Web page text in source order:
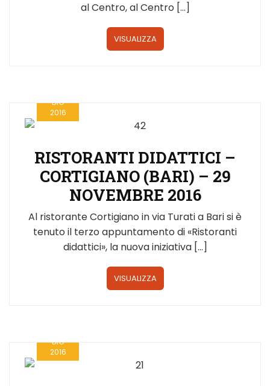
al Centro, al Centro […]
VISUALIZZA
DIC
2016
RISTORANTI DIDATTICI –
CORTIGIANO (BARI) – 29
NOVEMBRE 2016
Al ristorante Cortigiano in via Turati a Bari si è
tenuto il terzo appuntamento di «Ristoranti
didattici», la nuova iniziativa […]
VISUALIZZA
DIC
2016